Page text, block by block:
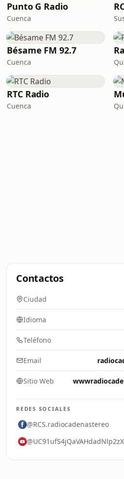
Punto G Radio
Cuenca
Bésame FM 92.7
Cuenca
RTC Radio
Cuenca
Contactos
Ciudad
Idioma
Teléfono
Email
Sitio Web
REDES SOCIALES
@RCS.radiocadenastereo